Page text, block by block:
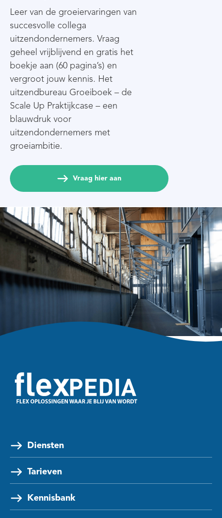
Leer van de groeiervaringen van
succesvolle collega
uitzendondernemers. Vraag
geheel vrijblijvend en gratis het
boekje aan (60 pagina’s) en
vergroot jouw kennis. Het
uitzendbureau Groeiboek – de
Scale Up Praktijkcase – een
blauwdruk voor
uitzendondernemers met
groeiambitie.
Vraag hier aan
Diensten
Tarieven
Kennisbank